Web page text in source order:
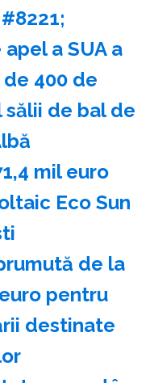
a SUA a
400 de
de bal de
mil euro
Eco Sun
de la
pentru
destinate